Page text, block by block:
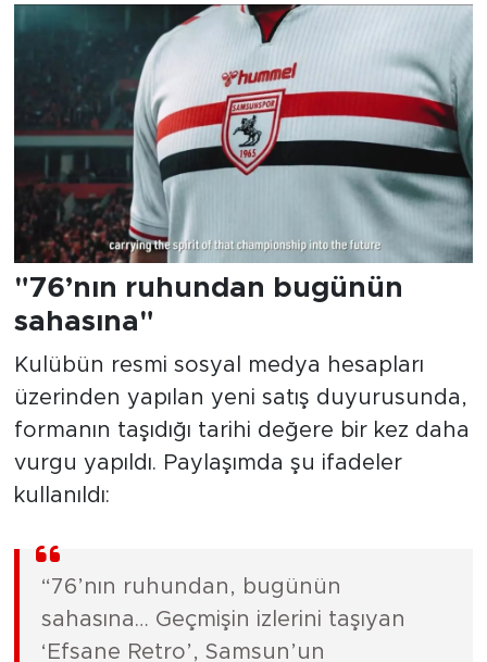
"76’nın ruhundan bugünün
sahasına"
Kulübün resmi sosyal medya hesapları
üzerinden yapılan yeni satış duyurusunda,
formanın taşıdığı tarihi değere bir kez daha
vurgu yapıldı. Paylaşımda şu ifadeler
kullanıldı:
“76’nın ruhundan, bugünün
sahasına… Geçmişin izlerini taşıyan
‘Efsane Retro’, Samsun’un